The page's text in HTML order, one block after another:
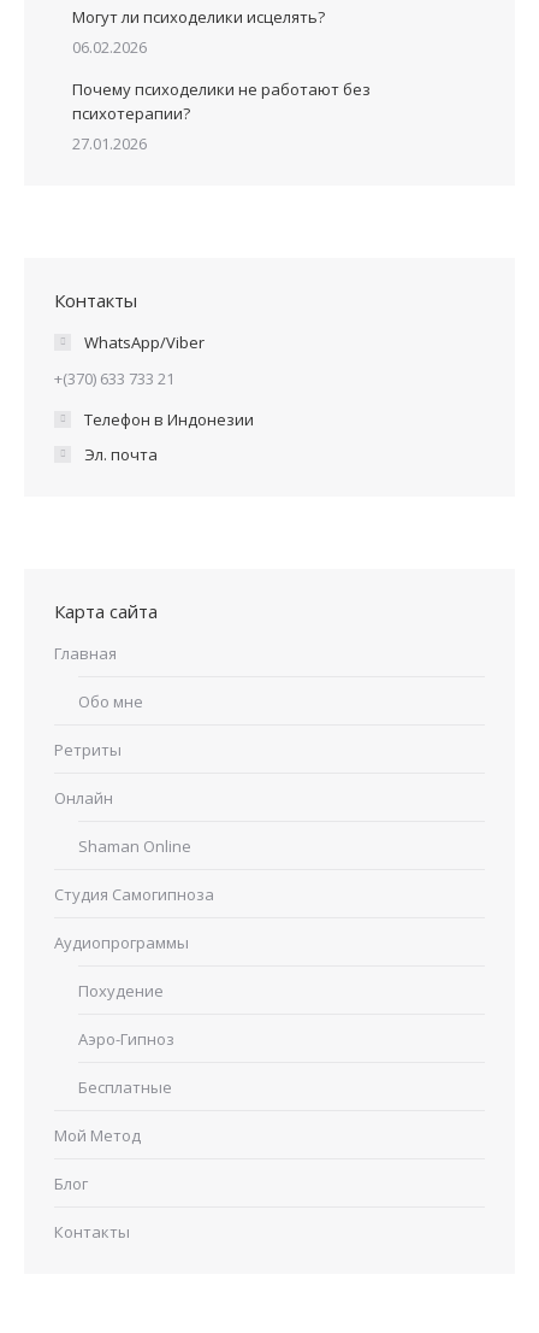
Могут ли психоделики исцелять?
06.02.2026
Почему психоделики не работают без
психотерапии?
27.01.2026
Контакты
WhatsApp/Viber
+(370) 633 733 21
Телефон в Индонезии
Эл. почта
Карта сайта
Главная
Обо мне
Ретриты
Онлайн
Shaman Online
Студия Самогипноза
Аудиопрограммы
Похудение
Аэро-Гипноз
Бесплатные
Мой Метод
Блог
Контакты